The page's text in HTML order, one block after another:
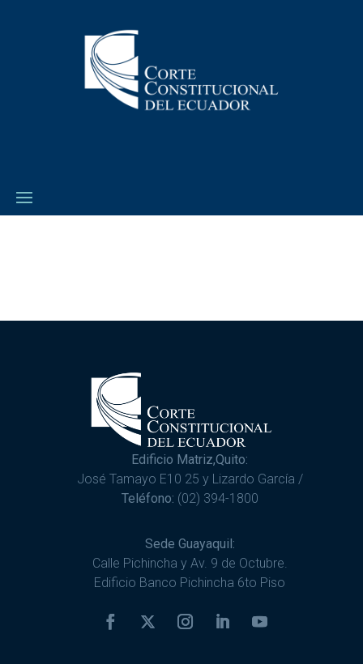
Edificio Matriz,Quito:
José Tamayo E10 25 y Lizardo García /
Teléfono: (02) 394-1800
Sede Guayaquil:
Calle Pichincha y Av. 9 de Octubre.
Edificio Banco Pichincha 6to Piso